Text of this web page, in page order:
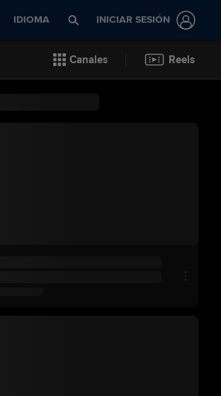
IDIOMA INICIAR SESIÓN
Canales Reels